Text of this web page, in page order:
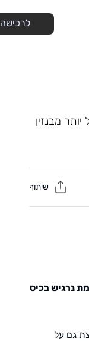
לרכישה
מבנזין
נרגיש בכיס
גם על